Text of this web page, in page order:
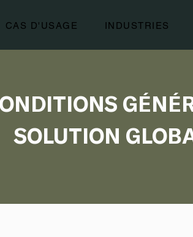
CAS D'USAGE INDUSTRIES
SOLUTION